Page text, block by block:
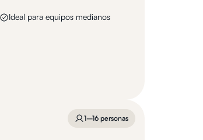
Ideal para equipos medianos
1–16 personas